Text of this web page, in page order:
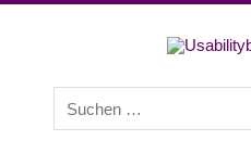
Experten zu den Themen